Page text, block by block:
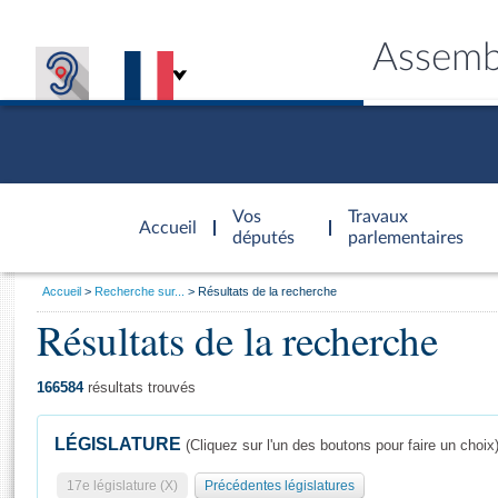
Accueil
d'accueil
Vos
députés
Travaux
parlementaires
Général
Vous
Accueil Recherche sur... Résultats de la recherche
Résultats de la recherche
166584résultats trouvés
LÉGISLATURE (Cliquez sur l'un des boutons pour faire un choix)
17e législature (X) Précédentes législatures